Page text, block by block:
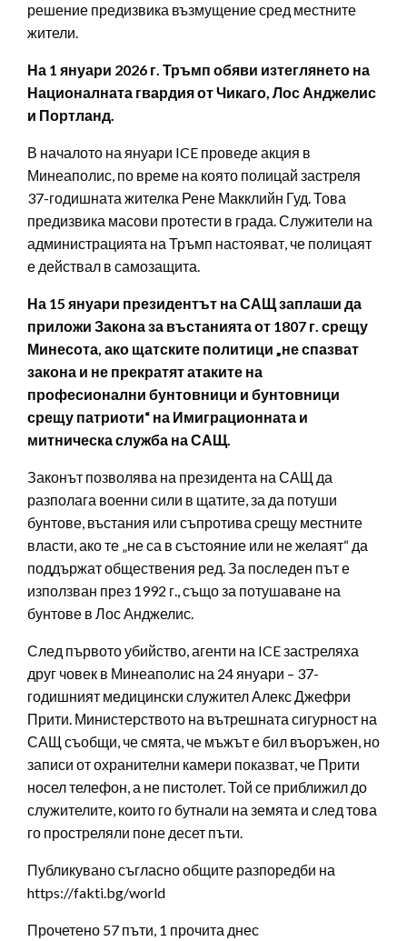
решение предизвика възмущение сред местните
жители.
На 1 януари 2026 г. Тръмп обяви изтеглянето на
Националната гвардия от Чикаго, Лос Анджелис
и Портланд.
В началото на януари ICE проведе акция в
Минеаполис, по време на която полицай застреля
37-годишната жителка Рене Макклийн Гуд. Това
предизвика масови протести в града. Служители на
администрацията на Тръмп настояват, че полицаят
е действал в самозащита.
На 15 януари президентът на САЩ заплаши да
приложи Закона за въстанията от 1807 г. срещу
Минесота, ако щатските политици „не спазват
закона и не прекратят атаките на
професионални бунтовници и бунтовници
срещу патриоти“ на Имиграционната и
митническа служба на САЩ.
Законът позволява на президента на САЩ да
разполага военни сили в щатите, за да потуши
бунтове, въстания или съпротива срещу местните
власти, ако те „не са в състояние или не желаят“ да
поддържат обществения ред. За последен път е
използван през 1992 г., също за потушаване на
бунтове в Лос Анджелис.
След първото убийство, агенти на ICE застреляха
друг човек в Минеаполис на 24 януари – 37-
годишният медицински служител Алекс Джефри
Прити. Министерството на вътрешната сигурност на
САЩ съобщи, че смята, че мъжът е бил въоръжен, но
записи от охранителни камери показват, че Прити
носел телефон, а не пистолет. Той се приближил до
служителите, които го бутнали на земята и след това
го простреляли поне десет пъти.
Публикувано съгласно общите разпоредби на
https://fakti.bg/world
Прочетено 57 пъти, 1 прочита днес